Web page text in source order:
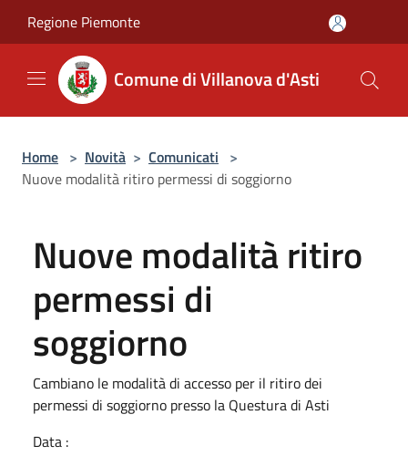
Regione Piemonte
Comune di Villanova d'Asti
Home > Novità > Comunicati >
Nuove modalità ritiro permessi di soggiorno
Nuove modalità ritiro
permessi di
soggiorno
Cambiano le modalità di accesso per il ritiro dei
permessi di soggiorno presso la Questura di Asti
Data :